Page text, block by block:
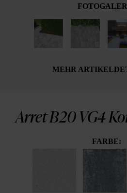
MEHR
Arret B20 VG4
FARBE: